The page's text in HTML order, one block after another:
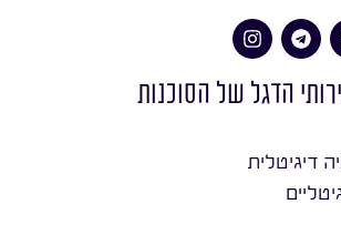
הדגל של הסוכנות
דיגיטלית